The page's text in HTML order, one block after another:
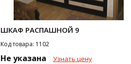
ШКАФ РАСПАШНОЙ 9
Код товара: 1102
Не указана Узнать цену